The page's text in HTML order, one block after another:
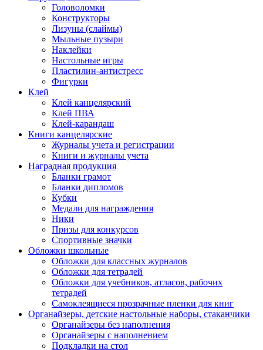
Головоломки
Конструкторы
Лизуны (слаймы)
Мыльные пузыри
Наклейки
Настольные игры
Пластилин-антистресс
Фигурки
Клей
Клей канцелярский
Клей ПВА
Клей-карандаш
Книги канцелярские
Журналы учета и регистрации
Книги и журналы учета
Наградная продукция
Бланки грамот
Бланки дипломов
Кубки
Медали для награждения
Ники
Призы для конкурсов
Спортивные значки
Обложки школьные
Обложки для классных журналов
Обложки для тетрадей
Обложки для учебников, атласов, рабочих
тетрадей
Самоклеящиеся прозрачные пленки для книг
Органайзеры, детские настольные наборы, стаканчики
Органайзеры без наполнения
Органайзеры с наполнением
Подкладки на стол